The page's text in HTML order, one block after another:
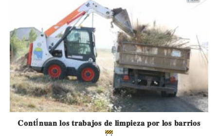
𝐂𝐨𝐧𝐭Í𝐧𝐮𝐚𝐧 𝐥𝐨𝐬 𝐭𝐫𝐚𝐛𝐚𝐣𝐨𝐬 𝐝𝐞 𝐥𝐢𝐦𝐩𝐢𝐞𝐳𝐚 𝐩𝐨𝐫 𝐥𝐨𝐬 𝐛𝐚𝐫𝐫𝐢𝐨𝐬